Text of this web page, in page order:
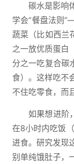
碳水是影响
学会“餐盘法则
蔬菜（比如西兰
之一放优质蛋白
分之一吃复合碳
食）。这样吃不
不住吃零食，而
如果想进阶
在8小时内吃饭
进食。研究发现
别单纯饿肚子，